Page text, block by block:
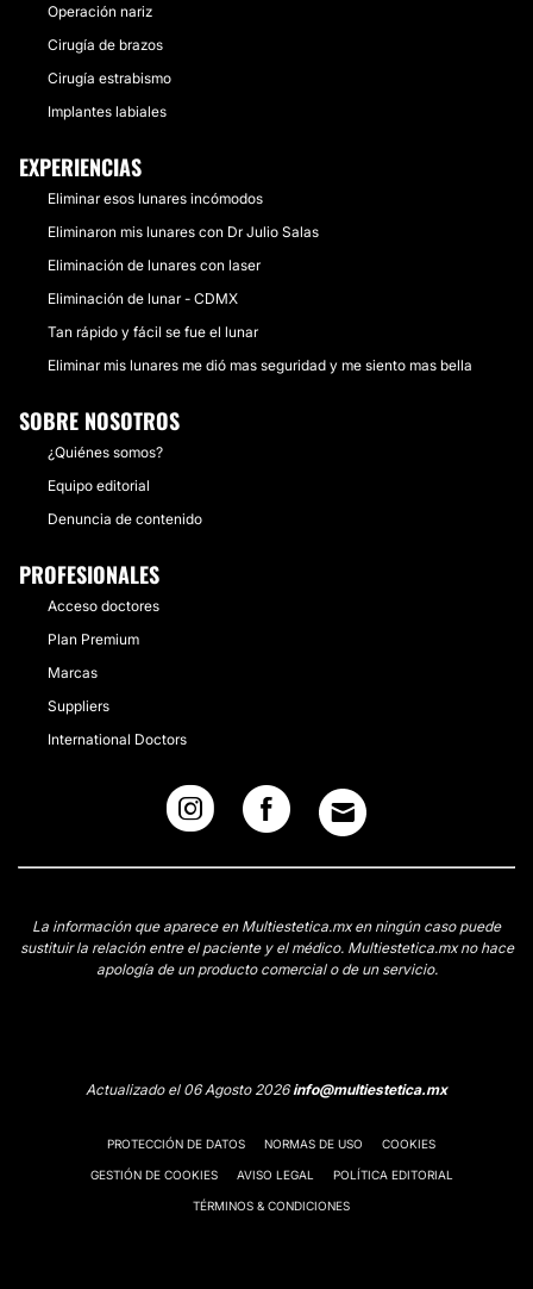
Operación nariz
Cirugía de brazos
Cirugía estrabismo
Implantes labiales
EXPERIENCIAS
Eliminar esos lunares incómodos
Eliminaron mis lunares con Dr Julio Salas
Eliminación de lunares con laser
Eliminación de lunar - CDMX
Tan rápido y fácil se fue el lunar
Eliminar mis lunares me dió mas seguridad y me siento mas bella
SOBRE NOSOTROS
¿Quiénes somos?
Equipo editorial
Denuncia de contenido
PROFESIONALES
Acceso doctores
Plan Premium
Marcas
Suppliers
International Doctors
La información que aparece en Multiestetica.mx en ningún caso puede
sustituir la relación entre el paciente y el médico. Multiestetica.mx no hace
apología de un producto comercial o de un servicio.
Actualizado el 06 Agosto 2026info@multiestetica.mx
PROTECCIÓN DE DATOS NORMAS DE USO COOKIES
GESTIÓN DE COOKIES AVISO LEGAL POLÍTICA EDITORIAL
TÉRMINOS & CONDICIONES